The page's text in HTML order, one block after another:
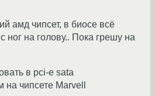
амд чипсет, в биосе всё
ног на голову.. Пока грешу на
в pci-e sata
на чипсете Marvell